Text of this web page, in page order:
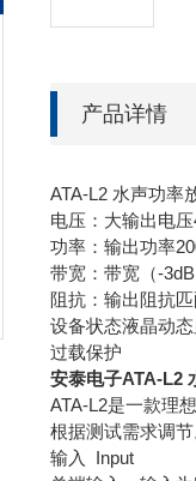
产品详情
ATA-L2 水声功率
电压：大输出电
功率：输出功率
带宽：带宽（-
阻抗：输出阻抗
设备状态液晶动
过载保护
安泰电子ATA-L2
ATA-L2是一款理
根据测试需求调节
输入 Input